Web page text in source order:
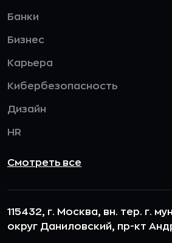
Банки
Бизнес
Карьера
Кибербезопасность
Дизайн
HR
Смотреть все
115432, г. Москва, вн. тер. г.
округ Даниловский, пр-кт